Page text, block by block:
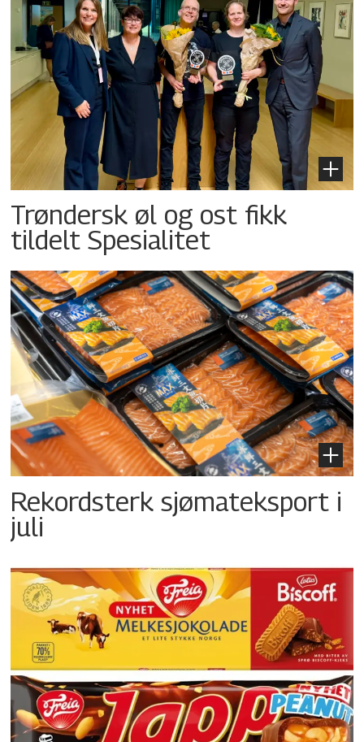
Trøndersk øl og ost fikk
tildelt Spesialitet
Rekordsterk sjømateksport i
juli